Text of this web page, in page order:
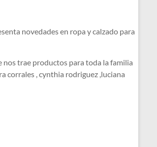
novedades en ropa y calzado para
nos trae productos para toda la familia
corrales , cynthia rodriguez ,luciana